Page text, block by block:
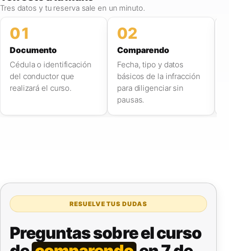
Tres datos y tu reserva sale en un minuto.
01
Documento
Cédula o identificación
del conductor que
realizará el curso.
02
Comparendo
Fecha, tipo y datos
básicos de la infracción
para diligenciar sin
pausas.
RESUELVE TUS DUDAS
Preguntas sobre el curso